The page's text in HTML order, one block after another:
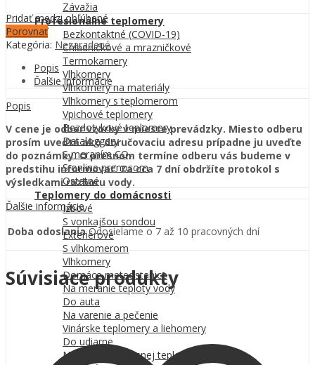
Závažia
Profesionálne teplomery
Bezkontaktné (COVID-19)
Chladničkové a mrazničkové
Termokamery
Vlhkomery
Vlhkomery na materiály
Vlhkomery s teplomerom
Vpichové teplomery
Bezdotykové teplomery
Dataloggery
S meraním CO₂
S online prenosom
Ostatné
Teplomery do domácnosti
Izbové
S vonkajšou sondou
Exteriérové
S vlhkomerom
Vlhkomery
Domáce meteostanice
Na meranie teploty vody
Do auta
Na varenie a pečenie
Vinárske teplomery a liehomery
Do udiarne
Na meranie telesnej teploty
Pridať medzi obľúbené
Porovnať
Kategória: Nezaradené
Popis
Ďalšie informácie
Popis
V cene je odber vzorky v mieste prevádzky. Miesto odberu
prosím uveďte ako doručovaciu adresu prípadne ju uveďte
do poznámky. O presnom termíne odberu vás budeme v
predstihu informovať. Za cca 7 dní obdržíte protokol s
výsledkami rozboru vody.
Ďalšie informácie
Doba odoslania Odosielame o 7 až 10 pracovných dní
Súvisiace produkty